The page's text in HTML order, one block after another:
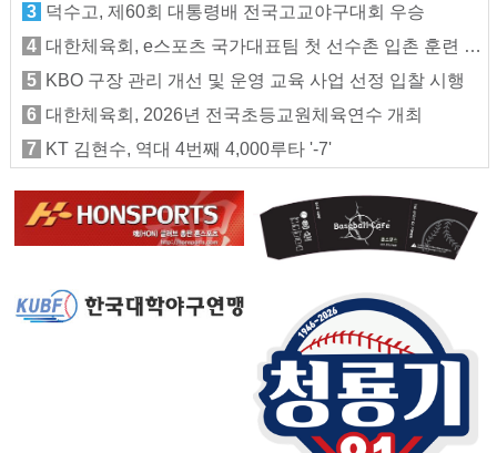
3 덕수고, 제60회 대통령배 전국고교야구대회 우승
4 대한체육회, e스포츠 국가대표팀 첫 선수촌 입촌 훈련 지원
5 KBO 구장 관리 개선 및 운영 교육 사업 선정 입찰 시행
6 대한체육회, 2026년 전국초등교원체육연수 개최
7
KT 김현수, 역대 4번째 4,000루타 '-7'